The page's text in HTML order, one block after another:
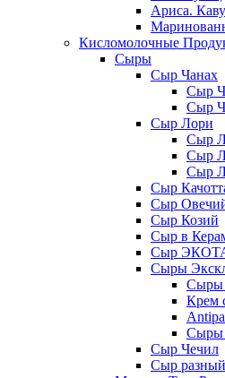
Ариса.
Кисломолочные
Сыры
Сыр Чанах
Сыр
Сыр
Сыр Лори
Сыр
Сыр
Сыр
Сыр
Сыр
Сыр Козий
Сыр в
Сыр
Сыры
Сыры
Крем
Сыры
Сыр Чечил
Сыр разный